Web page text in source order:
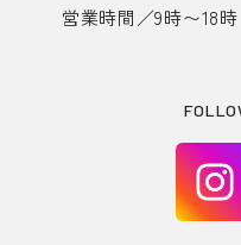
営業時間／9時〜18